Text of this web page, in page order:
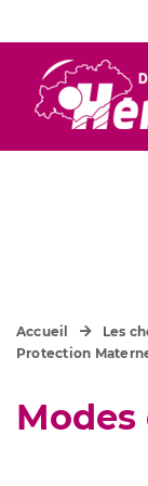
Accueil Les
Protection